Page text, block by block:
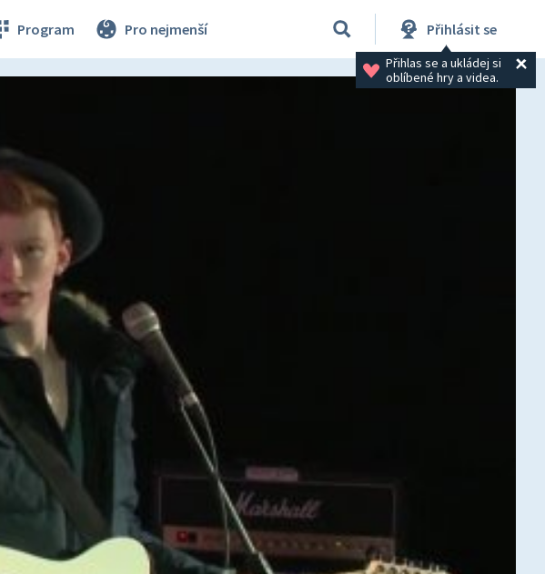
Program Pro nejmenší Přihlásit se
Přihlas se a ukládej si
oblíbené hry a videa.